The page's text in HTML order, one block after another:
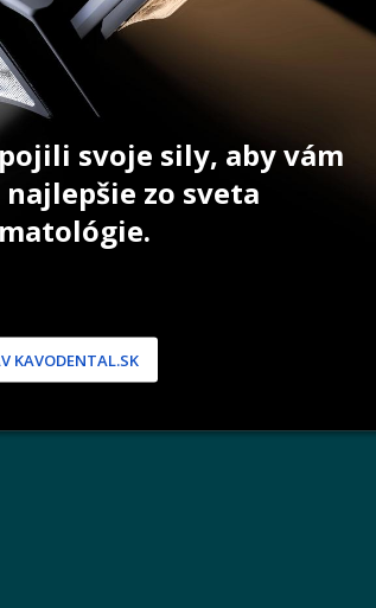
+ 2 bal ZDARMA.
ľubovoľne kombinovať
Reklamácie
Servis
svoje sily, aby vám
zo sveta
KAVODENTAL.SK